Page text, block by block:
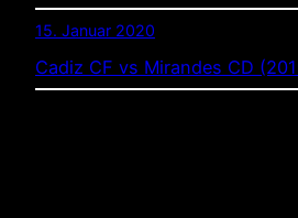
15. Januar 2020
Cadiz CF vs Mirandes CD